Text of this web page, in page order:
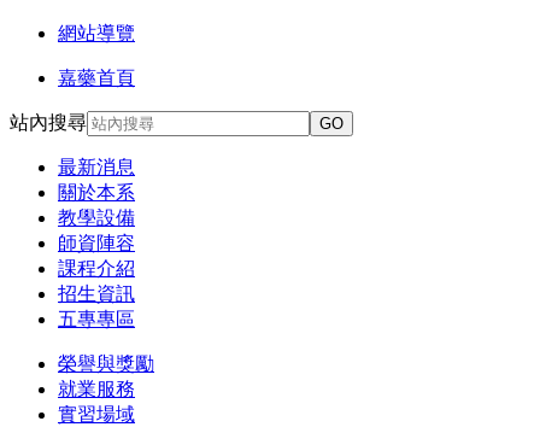
網站導覽
嘉藥首頁
站內搜尋 GO
最新消息
關於本系
教學設備
師資陣容
課程介紹
招生資訊
五專專區
榮譽與獎勵
就業服務
實習場域